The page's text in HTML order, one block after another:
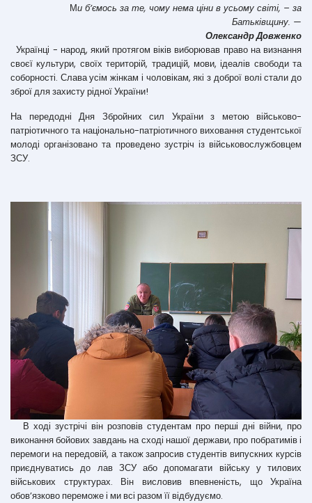
Ми б’ємось за те, чому нема ціни в усьому світі, – за
Батьківщину. —
Олександр Довженко
Українці - народ, який протягом віків виборював право на визнання
своєї культури, своїх територій, традицій, мови, ідеалів свободи та
соборності. Слава усім жінкам і чоловікам, які з доброї волі стали до
зброї для захисту рідної України!
На передодні Дня Збройних сил України з метою військово-
патріотичного та національно-патріотичного виховання студентської
молоді організовано та проведено зустріч із військовослужбовцем
ЗСУ.
В ході зустрічі він розповів студентам про перші дні війни, про
виконання бойових завдань на сході нашої держави, про побратимів і
перемоги на передовій, а також запросив студентів випускних курсів
приєднуватись до лав ЗСУ або допомагати війську у тилових
військових структурах. Він висловив впевненість, що Україна
обов’язково переможе і ми всі разом її відбудуємо.